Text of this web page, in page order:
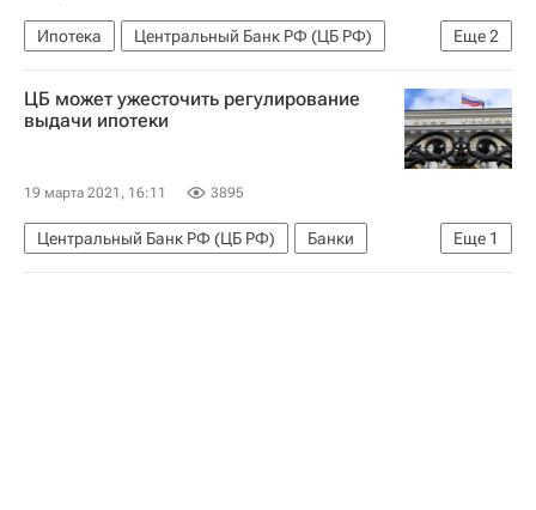
Еще2
Ипотека
Центральный Банк РФ (ЦБ РФ)
Жилье
Цены
ЦБ может ужесточить регулирование
выдачи ипотеки
19 марта 2021, 16:11 3895
Еще 1
Центральный Банк РФ (ЦБ РФ)
Банки
Ипотека